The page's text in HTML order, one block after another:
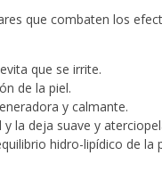
que combaten los
que se irrite.
de la piel.
y calmante.
la deja suave y
hidro-lipídico de la